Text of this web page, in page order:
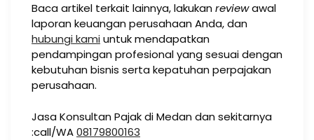
Baca artikel terkait lainnya, lakukanreviewawal
laporan keuangan perusahaan Anda, dan
hubungi kamiuntuk mendapatkan
pendampingan profesional yang sesuai dengan
kebutuhan bisnis serta kepatuhan perpajakan
perusahaan.
Jasa Konsultan Pajak di Medan dan sekitarnya
:call/WA08179800163